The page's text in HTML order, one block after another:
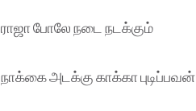
ராஜா போலே நடை நடக்கும்
நாக்கை அடக்கு காக்கா புடிப்பவன்